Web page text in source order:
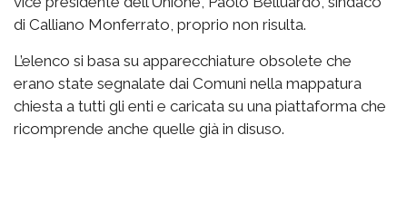
di Calliano Monferrato, proprio non risulta.
L’elenco si basa su apparecchiature obsolete che
erano state segnalate dai Comuni nella mappatura
chiesta a tutti gli enti e caricata su una piattaforma che
ricomprende anche quelle già in disuso.